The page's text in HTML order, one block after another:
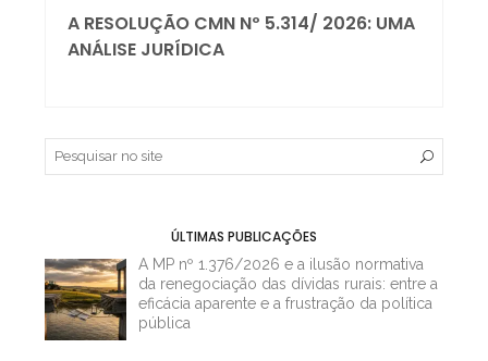
A RESOLUÇÃO CMN Nº 5.314/ 2026: UMA
ANÁLISE JURÍDICA
ÚLTIMAS PUBLICAÇÕES
A MP nº 1.376/2026 e a ilusão normativa
da renegociação das dívidas rurais: entre a
eficácia aparente e a frustração da política
pública